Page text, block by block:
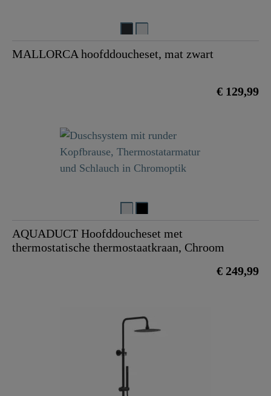
MALLORCA hoofddoucheset, mat zwart
€ 129,99
AQUADUCT Hoofddoucheset met
thermostatische thermostaatkraan, Chroom
€ 249,99